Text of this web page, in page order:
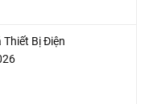
Thiết Bị Điện